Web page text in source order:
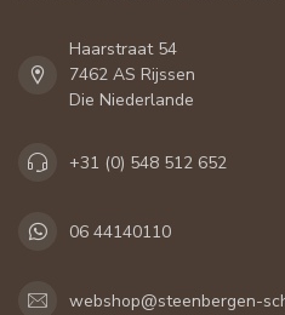
Haarstraat 54
7462 AS Rijssen
Die Niederlande
+31 (0) 548 512 652
06 44140110
webshop@steenbergen-